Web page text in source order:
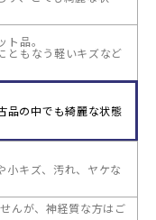
品。
ともなう軽いキズなど
品の中でも綺麗な状態
小キズ、汚れ、ヤケな
んが、神経質な方はご